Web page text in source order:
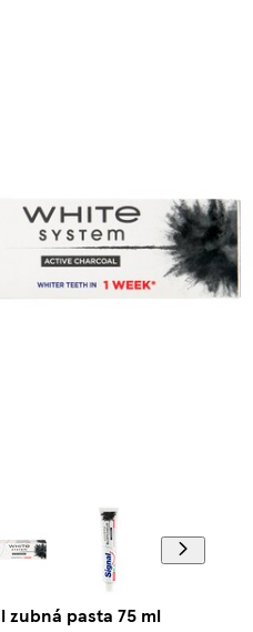
zubná pasta 75 ml